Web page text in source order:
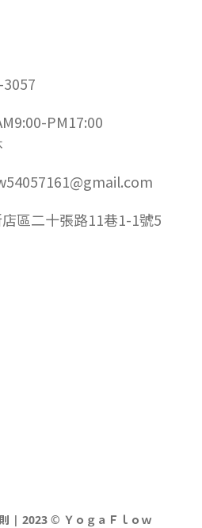
PM17:00
區二十張路11巷1-1號5
| 2023 © ＹｏｇａＦｌｏｗ